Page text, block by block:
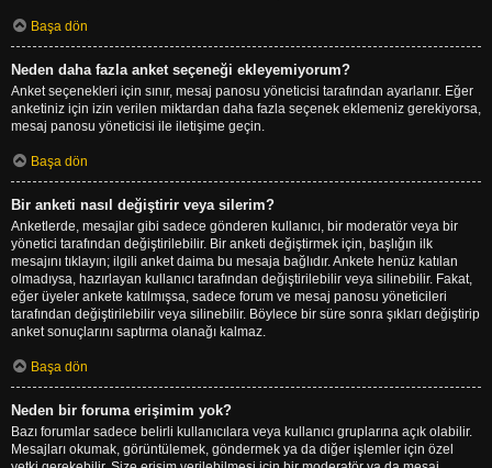
Başa dön
Neden daha fazla anket seçeneği ekleyemiyorum?
Anket seçenekleri için sınır, mesaj panosu yöneticisi tarafından ayarlanır. Eğer
anketiniz için izin verilen miktardan daha fazla seçenek eklemeniz gerekiyorsa,
mesaj panosu yöneticisi ile iletişime geçin.
Başa dön
Bir anketi nasıl değiştirir veya silerim?
Anketlerde, mesajlar gibi sadece gönderen kullanıcı, bir moderatör veya bir
yönetici tarafından değiştirilebilir. Bir anketi değiştirmek için, başlığın ilk
mesajını tıklayın; ilgili anket daima bu mesaja bağlıdır. Ankete henüz katılan
olmadıysa, hazırlayan kullanıcı tarafından değiştirilebilir veya silinebilir. Fakat,
eğer üyeler ankete katılmışsa, sadece forum ve mesaj panosu yöneticileri
tarafından değiştirilebilir veya silinebilir. Böylece bir süre sonra şıkları değiştirip
anket sonuçlarını saptırma olanağı kalmaz.
Başa dön
Neden bir foruma erişimim yok?
Bazı forumlar sadece belirli kullanıcılara veya kullanıcı gruplarına açık olabilir.
Mesajları okumak, görüntülemek, göndermek ya da diğer işlemler için özel